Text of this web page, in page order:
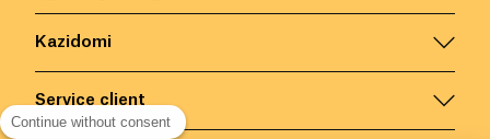
Kazidomi
Service client
Continue without consent